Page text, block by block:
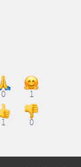
0 1
1 0